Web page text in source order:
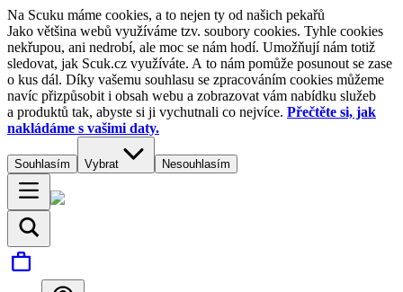
Na Scuku máme cookies, a to nejen ty od našich pekařů
Jako většina webů využíváme tzv. soubory cookies. Tyhle cookies
nekřupou, ani nedrobí, ale moc se nám hodí. Umožňují nám totiž
sledovat, jak Scuk.cz využíváte. A to nám pomůže posunout se zase
o kus dál. Díky vašemu souhlasu se zpracováním cookies můžeme
navíc přizpůsobit i obsah webu a zobrazovat vám nabídku služeb
a produktů tak, abyste si ji vychutnali co nejvíce. Přečtěte si, jak
nakládáme s vašimi daty.
Souhlasím Vybrat Nesouhlasím